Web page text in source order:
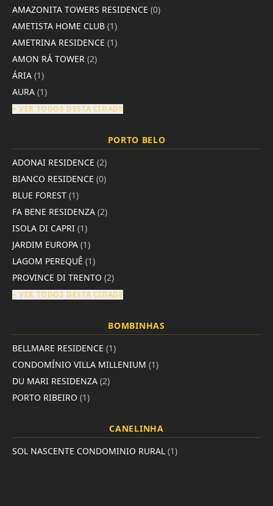
AMAZONITA TOWERS RESIDENCE (0)
AMETISTA HOME CLUB (1)
AMETRINA RESIDENCE (1)
AMON RÁ TOWER (2)
ÁRIA (1)
AURA (1)
+ VER TODOS DESTA CIDADE
PORTO BELO
ADONAI RESIDENCE (2)
BIANCO RESIDENCE (0)
BLUE FOREST (1)
FA BENE RESIDENZA (2)
ISOLA DI CAPRI (1)
JARDIM EUROPA (1)
LAGOM PEREQUÊ (1)
PROVINCE DI TRENTO (2)
+ VER TODOS DESTA CIDADE
BOMBINHAS
BELLMARE RESIDENCE (1)
CONDOMÍNIO VILLA MILLENIUM (1)
DU MARI RESIDENZA (2)
PORTO RIBEIRO (1)
CANELINHA
SOL NASCENTE CONDOMINIO RURAL (1)